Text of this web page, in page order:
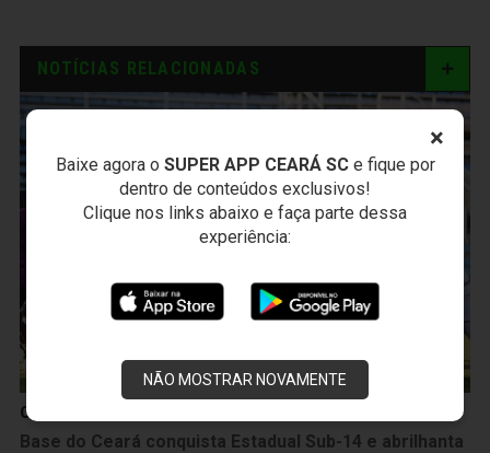
×
Baixe agora o SUPER APP CEARÁ SCe fique por
dentro de conteúdos exclusivos!
Clique nos links abaixo e faça parte dessa
experiência:
NÃO MOSTRAR NOVAMENTE
NOTÍCIAS RELACIONADAS
Categoria de Base
Base do Ceará conquista Estadual Sub-14 e abrilhanta